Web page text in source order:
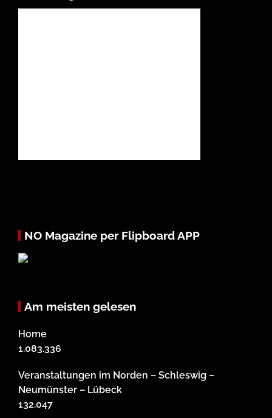
NO Magazine per Flipboard APP
Am meisten gelesen
Home
1.083.336
Veranstaltungen im Norden – Schleswig –
Neumünster – Lübeck
132.047